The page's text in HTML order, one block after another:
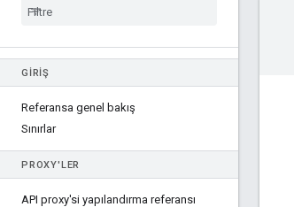
GIRIŞ
Referansa genel bakış
Sınırlar
PROXY'LER
API proxy'si yapılandırma referansı